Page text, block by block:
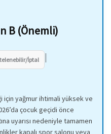
B (Önemli)
İptal |
için yağmur ihtimali yüksek ve
çocuk geçidi önce
uyarısı nedeniyle tamamen
kapalı spor salonu veya